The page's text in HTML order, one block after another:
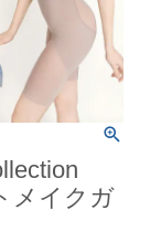
メイクガ